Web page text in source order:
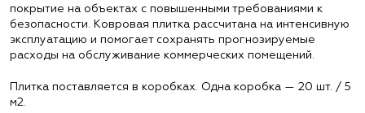
покрытие на объектах с повышенными требованиями к
безопасности. Ковровая плитка рассчитана на интенсивную
эксплуатацию и помогает сохранять прогнозируемые
расходы на обслуживание коммерческих помещений.
Плитка поставляется в коробках. Одна коробка — 20 шт. / 5
м2.